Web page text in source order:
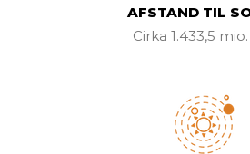
AFSTAND TIL
Cirka 1.433,5